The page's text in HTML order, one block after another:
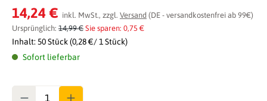
Durchschnittliche Bewertung von 0 von 5 Sternen
14,24 € inkl. MwSt., zzgl. Versand (DE - versandkostenfrei ab 99€)
Ursprünglich: 14,99 € Sie sparen: 0,75 €
Inhalt: 50 Stück(0,28 €/ 1 Stück)
Sofort lieferbar